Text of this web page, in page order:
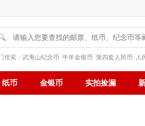
搜索： 武夷山纪念币 牛年金银币 第四套人民币 人
纸币 金银币 实拍捡漏